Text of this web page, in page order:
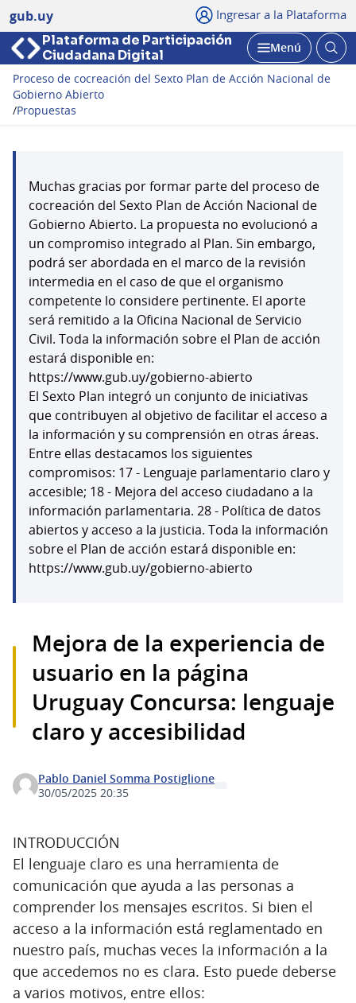
gub.uy Ingresar a la Plataforma
Plataforma de Participación
Ciudadana Digital
Abrir
Menú
Proceso de cocreación del Sexto Plan de Acción Nacional de
Gobierno Abierto
/Propuestas
Muchas gracias por formar parte del proceso de
cocreación del Sexto Plan de Acción Nacional de
Gobierno Abierto. La propuesta no evolucionó a
un compromiso integrado al Plan. Sin embargo,
podrá ser abordada en el marco de la revisión
intermedia en el caso de que el organismo
competente lo considere pertinente. El aporte
será remitido a la Oficina Nacional de Servicio
Civil. Toda la información sobre el Plan de acción
estará disponible en:
https://www.gub.uy/gobierno-abierto
El Sexto Plan integró un conjunto de iniciativas
que contribuyen al objetivo de facilitar el acceso a
la información y su comprensión en otras áreas.
Entre ellas destacamos los siguientes
compromisos: 17 - Lenguaje parlamentario claro y
accesible; 18 - Mejora del acceso ciudadano a la
información parlamentaria. 28 - Política de datos
abiertos y acceso a la justicia. Toda la información
sobre el Plan de acción estará disponible en:
https://www.gub.uy/gobierno-abierto
Mejora de la experiencia de
usuario en la página
Uruguay Concursa: lenguaje
claro y accesibilidad
Pablo Daniel Somma Postiglione
30/05/2025 20:35
INTRODUCCIÓN
El lenguaje claro es una herramienta de
comunicación que ayuda a las personas a
comprender los mensajes escritos. Si bien el
acceso a la información está reglamentado en
nuestro país, muchas veces la información a la
que accedemos no es clara. Esto puede deberse
a varios motivos, entre ellos: